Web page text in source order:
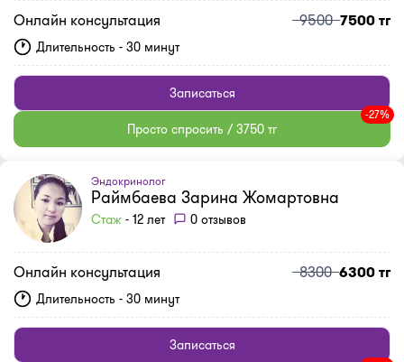
Онлайн консультация 95007500 тг
Длительность - 30 минут
Записаться
Просто спросить / 3750 тг
-27%
Эндокринолог
Раймбаева Зарина Жомартовна
Стаж - 12 лет 0 отзывов
Онлайн консультация 83006300 тг
Длительность - 30 минут
Записаться